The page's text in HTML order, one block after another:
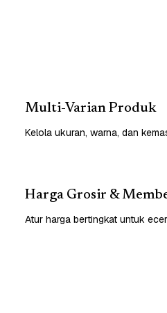
Multi-Varian Produk
Kelola ukuran, warna, dan
Harga Grosir &
Atur harga bertingkat untuk